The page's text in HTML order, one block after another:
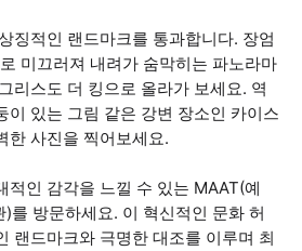
징적인 랜드마크를 통과합니다. 장엄
미끄러져 내려가 숨막히는 파노라마
리스도 더 킹으로 올라가 보세요. 역
이 있는 그림 같은 강변 장소인 카이스
한 사진을 찍어보세요.
적인 감각을 느낄 수 있는 MAAT(예
를 방문하세요. 이 혁신적인 문화 허
랜드마크와 극명한 대조를 이루며 최